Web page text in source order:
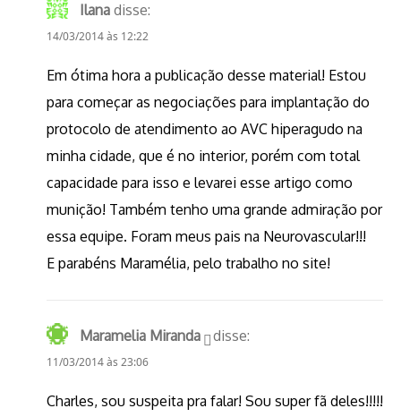
Ilana disse:
14/03/2014 às 12:22
Em ótima hora a publicação desse material! Estou
para começar as negociações para implantação do
protocolo de atendimento ao AVC hiperagudo na
minha cidade, que é no interior, porém com total
capacidade para isso e levarei esse artigo como
munição! Também tenho uma grande admiração por
essa equipe. Foram meus pais na Neurovascular!!!
E parabéns Maramélia, pelo trabalho no site!
Maramelia Miranda disse:
11/03/2014 às 23:06
Charles, sou suspeita pra falar! Sou super fã deles!!!!!